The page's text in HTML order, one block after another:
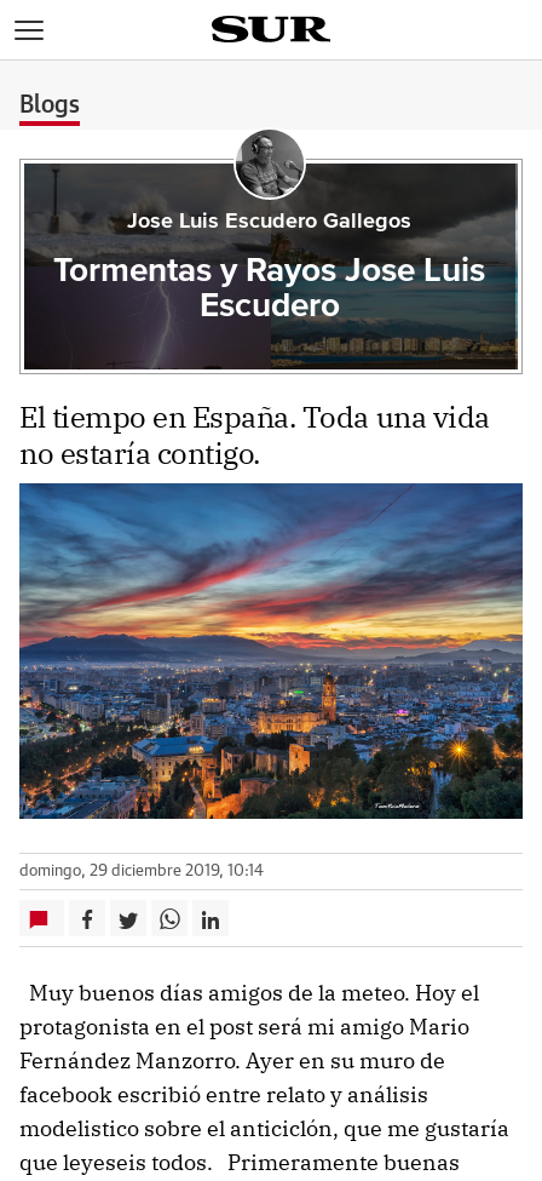
Blogs
Jose Luis Escudero Gallegos
Tormentas y Rayos Jose Luis
Escudero
El tiempo en España. Toda una vida
no estaría contigo.
domingo, 29 diciembre 2019, 10:14
Muy buenos días amigos de la meteo. Hoy el
protagonista en el post será mi amigo Mario
Fernández Manzorro. Ayer en su muro de
facebook escribió entre relato y análisis
modelistico sobre el anticiclón, que me gustaría
que leyeseis todos. Primeramente buenas